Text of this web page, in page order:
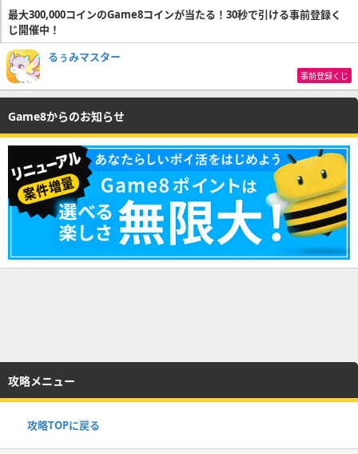
最大300,000コインのGame8コインが当たる！30秒で引ける事前登録く
じ開催中！
るぅみマスター
事前登録くじ
Game8からのお知らせ
攻略メニュー
攻略TOPに戻る